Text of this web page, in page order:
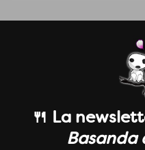
🍴 La
Basanda